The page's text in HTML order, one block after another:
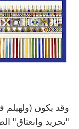
وقد يكون
"تجريد وانعتاق"